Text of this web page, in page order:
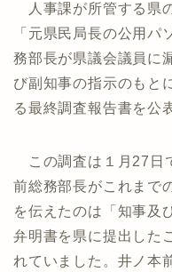
人事課が所管する県
「元県民局長の公用パ
務部長が県議会議員に
び副知事の指示のもと
る最終調査報告書を公
この調査は１月27日
前総務部長がこれまで
を伝えたのは「知事及
弁明書を県に提出した
れていました。井ノ本